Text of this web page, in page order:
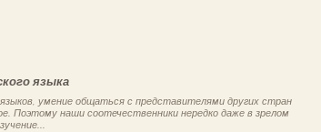
языка
умение общаться с представителями других стран
Поэтому наши соотечественники нередко даже в зрелом